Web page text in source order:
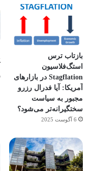
بازتاب ترس
استگ‌فلاسیون
Stagflation در بازارهای
آمریکا: آیا فدرال رزرو
مجبور به سیاست
سختگیرانه‌تر می‌شود؟
6 آگوست 2025